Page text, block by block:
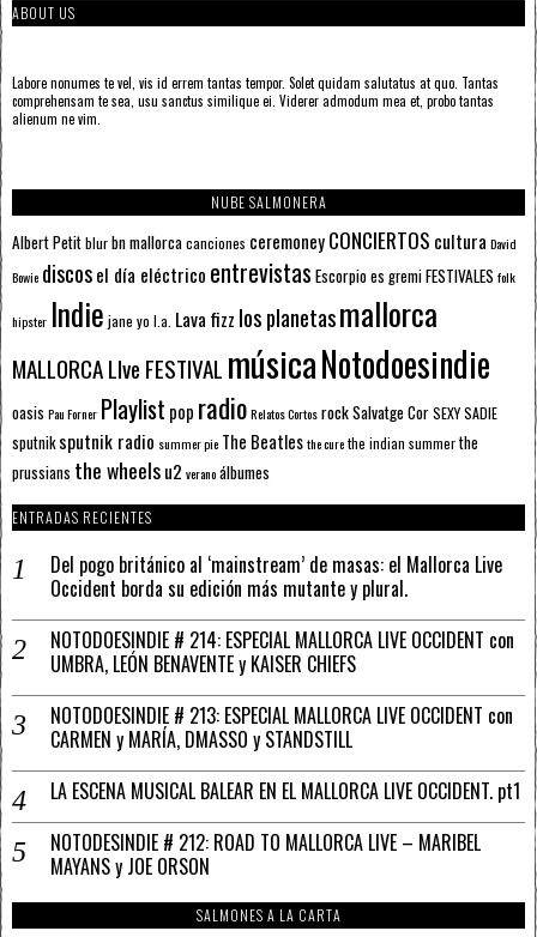
ABOUT US
Labore nonumes te vel, vis id errem tantas tempor. Solet quidam salutatus at quo. Tantas
comprehensam te sea, usu sanctus similique ei. Viderer admodum mea et, probo tantas
alienum ne vim.
NUBE SALMONERA
Albert Petitblurbn mallorcacanciones ceremoneyCONCIERTOS cultura David
Bowie discosel día eléctrico entrevistas Escorpioes gremiFESTIVALES folk
hipster Indie jane yo l.a. Lava fizz los planetasmallorca
MALLORCA LIve FESTIVAL músicaNotodoesindie
oasis Pau Forner Playlist pop radioRelatos CortosrockSalvatge CorSEXY SADIE
sputnik sputnik radio summer pie The Beatlesthe curethe indian summerthe
prussians the wheelsu2 veranoálbumes
ENTRADAS RECIENTES
Del pogo británico al ‘mainstream’ de masas: el Mallorca Live
Occident borda su edición más mutante y plural.
NOTODOESINDIE # 214: ESPECIAL MALLORCA LIVE OCCIDENT con
UMBRA, LEÓN BENAVENTE y KAISER CHIEFS
NOTODOESINDIE # 213: ESPECIAL MALLORCA LIVE OCCIDENT con
CARMEN y MARÍA, DMASSO y STANDSTILL
LA ESCENA MUSICAL BALEAR EN EL MALLORCA LIVE OCCIDENT. pt1
NOTODESINDIE # 212: ROAD TO MALLORCA LIVE – MARIBEL
MAYANS y JOE ORSON
SALMONES A LA CARTA